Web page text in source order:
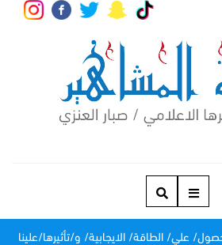
علي/ الطاقة/ الايجابية/ و/تأثيرها/علينا